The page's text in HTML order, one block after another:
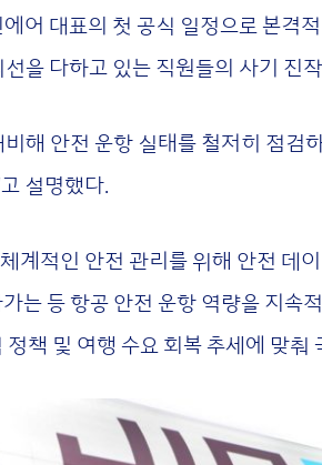
어 대표의 첫 공식 일정으로 본격
을 다하고 있는 직원들의 사기 진
해 안전 운항 실태를 철저히 점검
설명했다.
계적인 안전 관리를 위해 안전 데
는 등 항공 안전 운항 역량을 지
책 및 여행 수요 회복 추세에 맞